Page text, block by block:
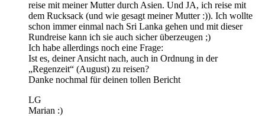
reise mit meiner Mutter durch Asien. Und JA, ich reise mit
dem Rucksack (und wie gesagt meiner Mutter :)). Ich wollte
schon immer einmal nach Sri Lanka gehen und mit dieser
Rundreise kann ich sie auch sicher überzeugen ;)
Ich habe allerdings noch eine Frage:
Ist es, deiner Ansicht nach, auch in Ordnung in der
„Regenzeit“ (August) zu reisen?
Danke nochmal für deinen tollen Bericht
LG
Marian :)